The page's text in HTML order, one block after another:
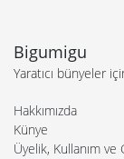
Bigumigu
Yaratıcı bünyeler
Hakkımızda
Künye
Üyelik, Kullanım ve